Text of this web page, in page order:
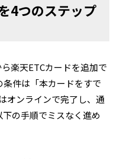
4つのステップ
楽天ETCカードを追加で
件は「本カードをすで
オンラインで完了し、通
の手順でミスなく進め